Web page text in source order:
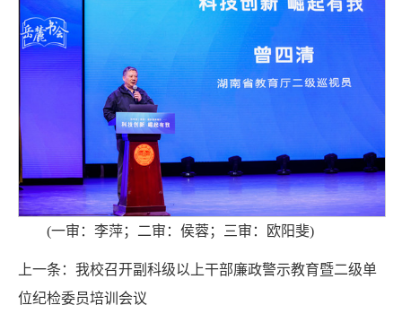
(一审：李萍；二审：侯蓉；三审：欧阳斐)
上一条： 我校召开副科级以上干部廉政警示教育暨二级单
位纪检委员培训会议